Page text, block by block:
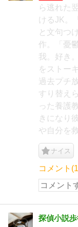
ら逃れた
けるJK。
と文句つ
作。「憂
我。好き
をストー
過去プチ
すり替え
った養護
きになり
や自分を
ナイス
コメント
探偵小説